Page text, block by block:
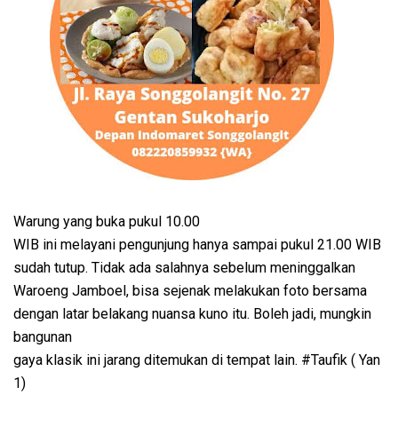
Warung yang buka pukul 10.00
WIB ini melayani pengunjung hanya sampai pukul 21.00 WIB
sudah tutup. Tidak ada salahnya sebelum meninggalkan
Waroeng Jamboel, bisa sejenak melakukan foto bersama
dengan latar belakang nuansa kuno itu. Boleh jadi, mungkin
bangunan
gaya klasik ini jarang ditemukan di tempat lain. #Taufik ( Yan
1)